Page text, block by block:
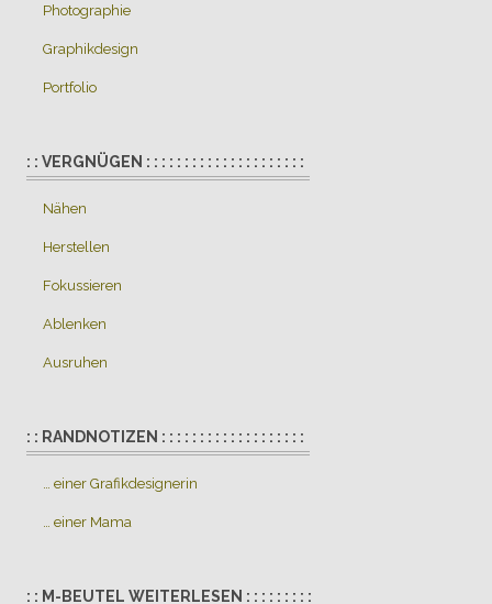
Photographie
Graphikdesign
Portfolio
: : VERGNÜGEN : : : : : : : : : : : : : : : : : : : : :
Nähen
Herstellen
Fokussieren
Ablenken
Ausruhen
: : RANDNOTIZEN : : : : : : : : : : : : : : : : : : :
… einer Grafikdesignerin
… einer Mama
: : M-BEUTEL WEITERLESEN : : : : : : : : :